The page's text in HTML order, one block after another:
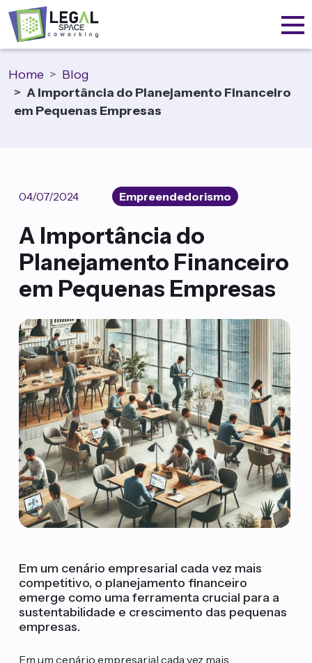
Home
Blog
A Importância do Planejamento Financeiro
em Pequenas Empresas
04/07/2024 Empreendedorismo
A Importância do
Planejamento Financeiro
em Pequenas Empresas
Em um cenário empresarial cada vez mais
competitivo, o planejamento financeiro
emerge como uma ferramenta crucial para a
sustentabilidade e crescimento das pequenas
empresas.
Em um cenário empresarial cada vez mais